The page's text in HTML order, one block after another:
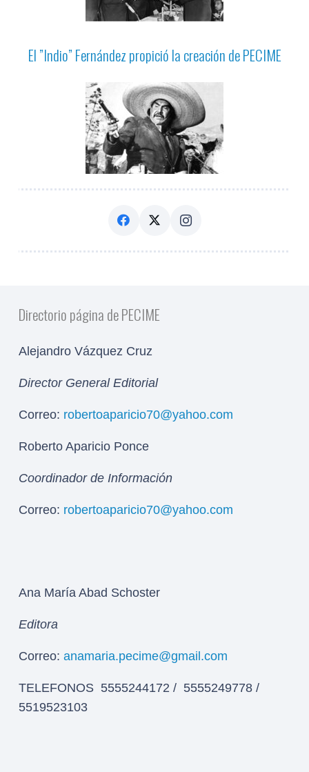
El ”Indio” Fernández propició la creación de PECIME
Directorio página de PECIME
Alejandro Vázquez Cruz
Director General Editorial
Correo: robertoaparicio70@yahoo.com
Roberto Aparicio Ponce
Coordinador de Información
Correo: robertoaparicio70@yahoo.com
Ana María Abad Schoster
Editora
Correo: anamaria.pecime@gmail.com
TELEFONOS 5555244172 / 5555249778 /
5519523103